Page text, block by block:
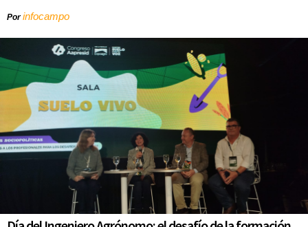
Porinfocampo